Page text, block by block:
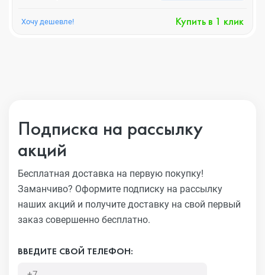
Хочу дешевле! Купить в 1 клик
Подписка на рассылку
акций
Бесплатная доставка на первую покупку!
Заманчиво? Оформите подписку на рассылку
наших акций и получите доставку на свой первый
заказ совершенно бесплатно.
ВВЕДИТЕ СВОЙ ТЕЛЕФОН: